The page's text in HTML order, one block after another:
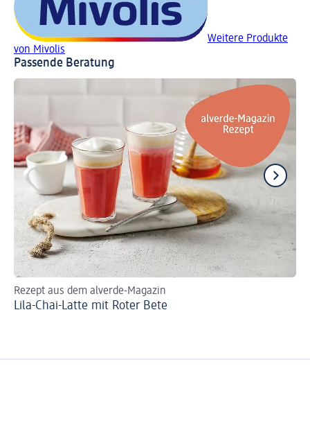
Weitere Produkte
von Mivolis
Passende Beratung
Rezept aus dem alverde-Magazin
Lila-Chai-Latte mit Roter Bete